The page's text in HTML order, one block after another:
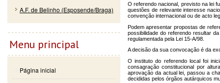
O referendo nacional, previsto na lei
questões de relevante interesse
convenção internacional ou de acto
Podem apresentar propostas de
possibilidade do referendo resultar
regulamentada pela Lei 15-A/98.
A decisão da sua convocação é da
O instituto do referendo local foi
consagração constitucional por
aprovação da actual lei, passou a
decididas pelos órgãos autárquicos
A.F. de Belinho (Esposende/Braga)
Menu principal
Página inicial